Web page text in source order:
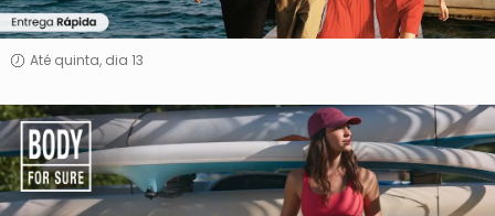
Até quinta, dia 13
Body
For
Sure